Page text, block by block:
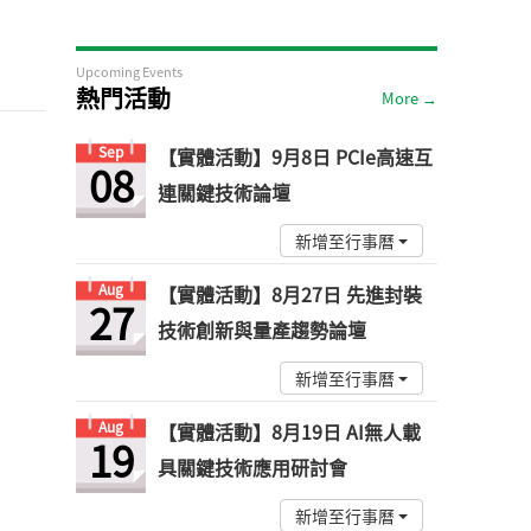
Upcoming Events
熱門活動 More →
Sep
08
【實體活動】9月8日 PCIe高速互
連關鍵技術論壇
新增至行事曆
Aug
27
【實體活動】8月27日 先進封裝
技術創新與量產趨勢論壇
新增至行事曆
Aug
19
【實體活動】8月19日 AI無人載
具關鍵技術應用研討會
新增至行事曆